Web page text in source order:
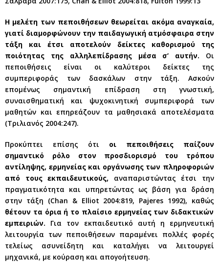
Η μελέτη των πεποιθήσεων θεωρείται ακόμα αναγκαία,
γιατί διαμορφώνουν την παιδαγωγική ατμόσφαιρα στην
τάξη και έτσι αποτελούν δείκτες καθορισμού της
ποιότητας της αλληλεπίδρασης μέσα σ’ αυτήν. Οι
πεποιθήσεις είναι οι καλύτεροι δείκτες της
συμπεριφοράς των δασκάλων στην τάξη. Ασκούν
επομένως σημαντική επίδραση στη γνωστική,
συναισθηματική και ψυχοκινητική συμπεριφορά των
μαθητών και επηρεάζουν τα μαθησιακά αποτελέσματα
(Τριλιανός 2004:247).
Προκύπτει επίσης ότι οι πεποιθήσεις παίζουν
σημαντικό ρόλο στον προσδιορισμό του τρόπου
αντίληψης, ερμηνείας και οργάνωσης των πληροφοριών
από τους εκπαιδευτικούς, αναπαριστώντας έτσι την
πραγματικότητα και υπηρετώντας ως βάση για δράση
στην τάξη (Chan & Elliot 2004:819, Pajeres 1992), καθώς
θέτουν τα όρια ή το πλαίσιο ερμηνείας των διδακτικών
εμπειριών. Για τον εκπαιδευτικό αυτή η ερμηνευτική
λειτουργία των πεποιθήσεων παραμένει πολλές φορές
τελείως ασυνείδητη και καταλήγει να λειτουργεί
μηχανικά, με κούραση και απογοήτευση.